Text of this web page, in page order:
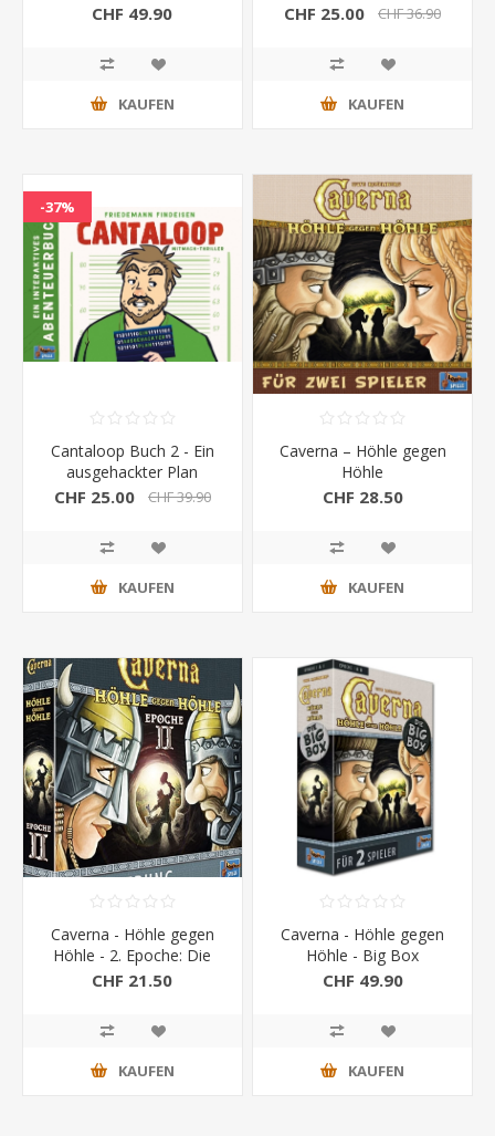
CHF 49.90
KAUFEN
CHF 25.00 CHF 36.90
KAUFEN
-37%
Cantaloop Buch 2 - Ein
ausgehackter Plan
CHF 25.00 CHF 39.90
KAUFEN
Caverna – Höhle gegen
Höhle
CHF 28.50
KAUFEN
Caverna - Höhle gegen
Höhle - 2. Epoche: Die
Eisenzeit Erweiterung
CHF 21.50
KAUFEN
Caverna - Höhle gegen
Höhle - Big Box
CHF 49.90
KAUFEN